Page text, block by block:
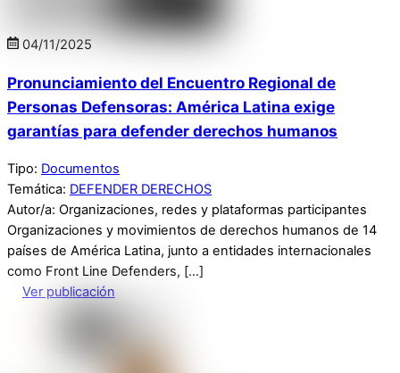
04/11/2025
Pronunciamiento del Encuentro Regional de
Personas Defensoras: América Latina exige
garantías para defender derechos humanos
Tipo: Documentos
Temática: DEFENDER DERECHOS
Autor/a: Organizaciones, redes y plataformas participantes
Organizaciones y movimientos de derechos humanos de 14
países de América Latina, junto a entidades internacionales
como Front Line Defenders, […]
Ver publicación